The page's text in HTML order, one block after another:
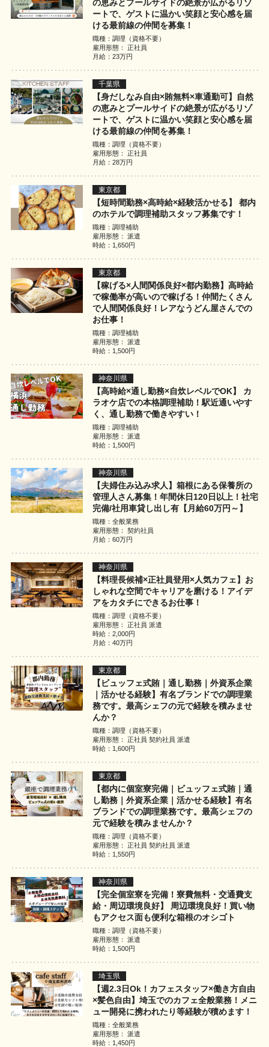
の恵みとプールサイドの絶景が広がるリゾ
ートで、ゲストに温かい笑顔と安心感を届
ける最前線の仲間を募集！
職種：調理（資格不要）
雇用形態： 正社員
月給：23万円
千葉県
【身だしなみ自由×賄無料×車通勤可】自然
の恵みとプールサイドの絶景が広がるリゾ
ートで、ゲストに温かい笑顔と安心感を届
ける最前線の仲間を募集！
職種：調理（資格不要）
雇用形態： 正社員
月給：28万円
東京都
【短時間勤務×高時給×経験活かせる】 都内
のホテルで調理補助スタッフ募集です！
職種：調理補助
雇用形態： 派遣
時給：1,650円
東京都
【稼げる×人間関係良好×都内勤務】高時給
で稼働率が高いので稼げる！仲間たくさん
で人間関係良好！レアなうどん屋さんでの
お仕事！
職種：調理補助
雇用形態： 派遣
時給：1,500円
神奈川県
【高時給×通し勤務×自炊レベルでOK】 カ
ラオケ店での本格調理補助！駅近通いやす
く、通し勤務で働きやすい！
職種：調理補助
雇用形態： 派遣
時給：1,500円
神奈川県
【夫婦住み込み求人】箱根にある保養所の
管理人さん募集！年間休日120日以上！社宅
完備/社用車貸し出し有【月給60万円～】
職種：全般業務
雇用形態： 契約社員
月給：60万円
神奈川県
【料理長候補×正社員登用×人気カフェ】お
しゃれな空間でキャリアを磨ける！アイデ
アをカタチにできるお仕事！
職種：調理（資格不要）
雇用形態： 正社員 派遣
時給：2,000円
月給：40万円
東京都
【ビュッフェ式賄｜通し勤務｜外資系企業
｜活かせる経験】有名ブランドでの調理業
務です。最高シェフの元で経験を積みませ
んか？
職種：調理（資格不要）
雇用形態： 正社員 契約社員 派遣
時給：1,600円
東京都
【都内に個室寮完備｜ビュッフェ式賄｜通
し勤務｜外資系企業｜活かせる経験】有名
ブランドでの調理業務です。最高シェフの
元で経験を積みませんか？
職種：調理（資格不要）
雇用形態： 正社員 契約社員 派遣
時給：1,550円
神奈川県
【完全個室寮を完備！寮費無料・交通費支
給・周辺環境良好】 周辺環境良好！買い物
もアクセス面も便利な箱根のオシゴト
職種：調理（資格不要）
雇用形態： 派遣
時給：1,500円
埼玉県
【週2.3日Ok！カフェスタッフ×働き方自由
×髪色自由】埼玉でのカフェ全般業務！メニ
ュー開発に携われたり等経験が積めます！
職種：全般業務
雇用形態： 派遣
時給：1,450円